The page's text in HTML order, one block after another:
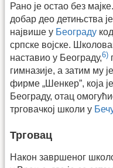
Рано је остао без
добар део детињства
највише у Београду
српске војске.
наставио у Београду,6)
гимназије, а затим му
фирме „Шенкер”, која
Београду, отац
трговачкој школи у Бечу
Трговац
Након завршеног